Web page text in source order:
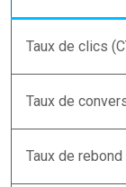
Taux de clics
Taux de
Taux de rebond